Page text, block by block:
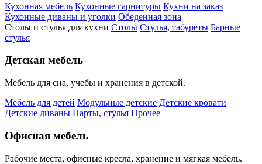
Кухонная мебель Кухонные гарнитуры Кухни на заказ
Кухонные диваны и уголки Обеденная зона
Столы и стулья для кухни Столы Стулья, табуреты Барные
стулья
Детская мебель
Мебель для сна, учебы и хранения в детской.
Мебель для детей Модульные детские Детские кровати
Детские диваны Парты, стулья Прочее
Офисная мебель
Рабочие места, офисные кресла, хранение и мягкая мебель.